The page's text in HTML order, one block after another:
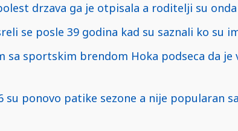
drzava ga je otpisala a roditelji su
se posle 39 godina kad su saznali ko su
sa sportskim brendom Hoka podseca da je
su ponovo patike sezone a nije popularan